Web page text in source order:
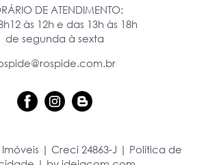
DE ATENDIMENTO:
às 12h e das 13h às 18h
de segunda à sexta
Imóveis | Creci 24863-J | Política de